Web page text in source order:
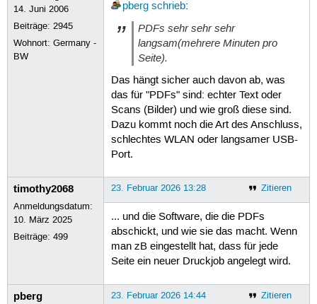
14. Juni 2006
Beiträge:2945
Wohnort: Germany -
BW
pberg schrieb:
PDFs sehr sehr sehr
langsam(mehrere Minuten pro
Seite).
Das hängt sicher auch davon ab, was
das für "PDFs" sind: echter Text oder
Scans (Bilder) und wie groß diese sind.
Dazu kommt noch die Art des Anschluss,
schlechtes WLAN oder langsamer USB-
Port.
timothy2068
Anmeldungsdatum:
10. März 2025
Beiträge:499
Zitieren
23. Februar 2026 13:28
... und die Software, die die PDFs
abschickt, und wie sie das macht. Wenn
man zB eingestellt hat, dass für jede
Seite ein neuer Druckjob angelegt wird.
pberg Zitieren
23. Februar 2026 14:44